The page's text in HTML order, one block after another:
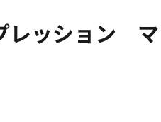
レッション マ